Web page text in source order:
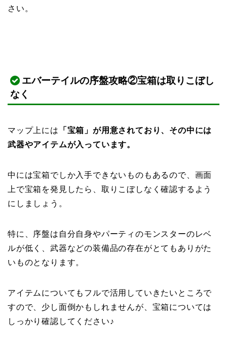
さい。
エバーテイルの序盤攻略②宝箱は取りこぼし
なく
マップ上には
「宝箱」が用意されており、その中には
武器やアイテムが入っています。
中には宝箱でしか入手できないものもあるので、画面
上で宝箱を発見したら、取りこぼしなく確認するよう
にしましょう。
特に、序盤は自分自身やパーティのモンスターのレベ
ルが低く、武器などの装備品の存在がとてもありがた
いものとなります。
アイテムについてもフルで活用していきたいところで
すので、少し面倒かもしれませんが、宝箱については
しっかり確認してください♪